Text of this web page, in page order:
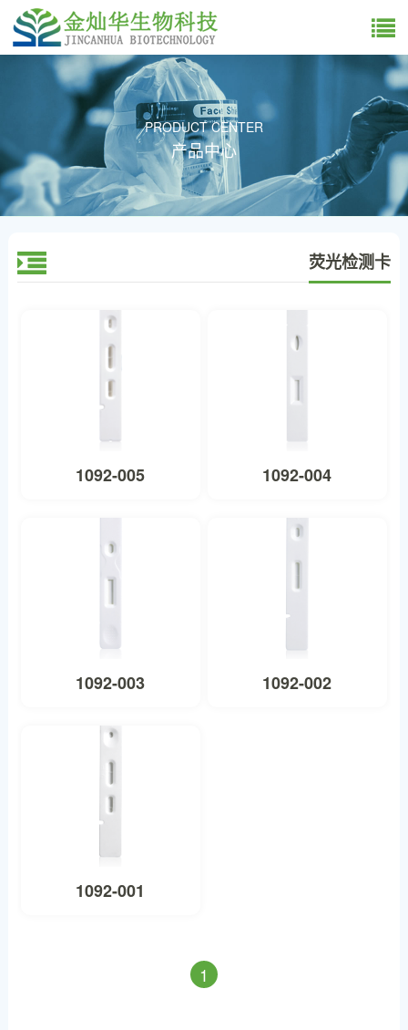
PRODUCT CENTER
产品中心
荧光检测卡
1092-005 1092-004
1092-003 1092-002
1092-001
1